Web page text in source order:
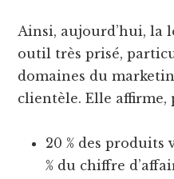
Ainsi, aujourd’hui, la
outil très prisé,
domaines du
clientèle. Elle affirme,
20 % des produits
% du chiffre